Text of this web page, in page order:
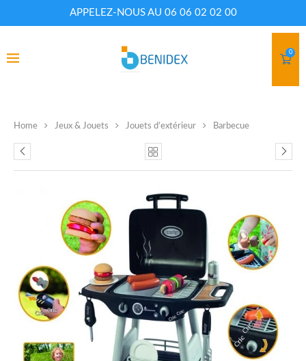
APPELEZ-NOUS AU 06 06 02 02 00
0
Home Jeux & Jouets Jouets d’extérieur Barbecue